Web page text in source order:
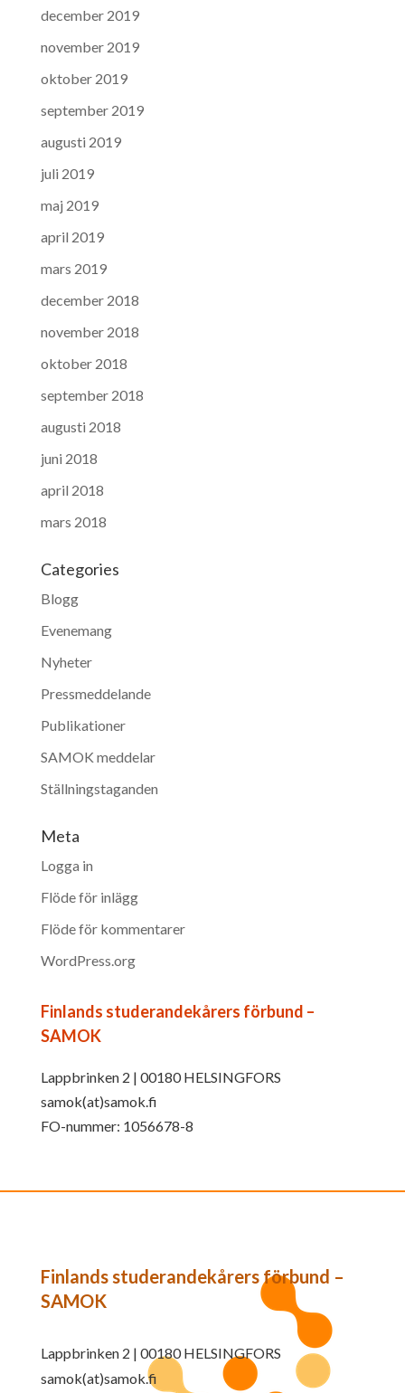
december 2019
november 2019
oktober 2019
september 2019
augusti 2019
juli 2019
maj 2019
april 2019
mars 2019
december 2018
november 2018
oktober 2018
september 2018
augusti 2018
juni 2018
april 2018
mars 2018
Categories
Blogg
Evenemang
Nyheter
Pressmeddelande
Publikationer
SAMOK meddelar
Ställningstaganden
Meta
Logga in
Flöde för inlägg
Flöde för kommentarer
WordPress.org
Finlands studerandekårers förbund –
SAMOK
Lappbrinken 2 | 00180 HELSINGFORS
samok(at)samok.fi
FO-nummer: 1056678-8
Finlands studerandekårers förbund –
SAMOK
Lappbrinken 2 | 00180 HELSINGFORS
samok(at)samok.fi